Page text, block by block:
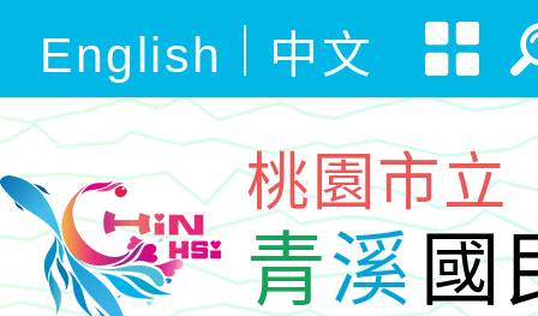
English 中文
桃園市立
青溪國